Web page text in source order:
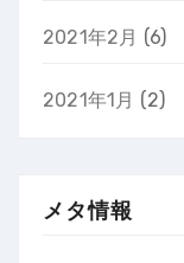
2021年2月 (6)
2021年1月 (2)
メタ情報